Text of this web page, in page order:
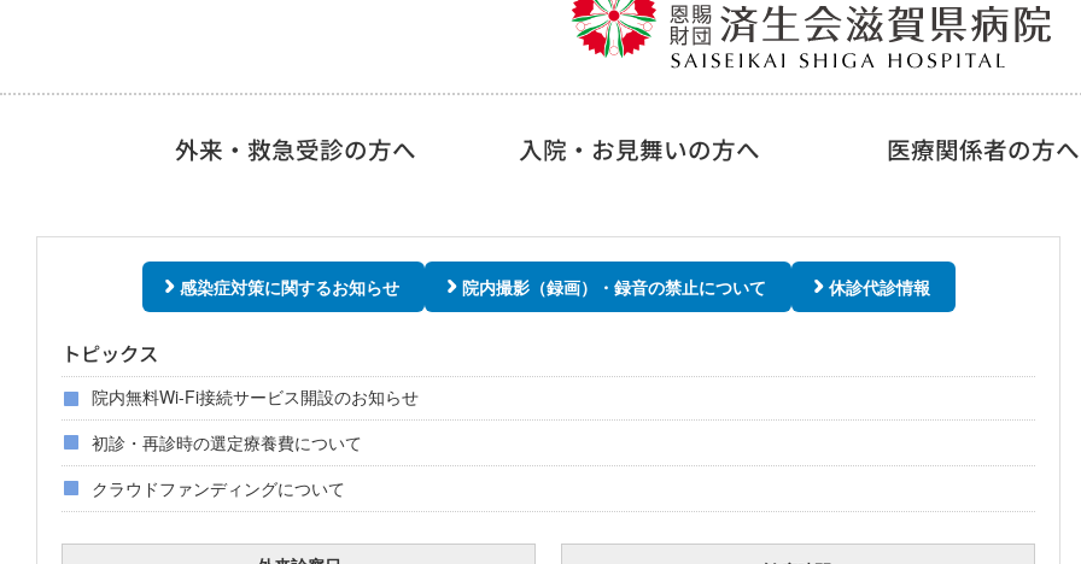
外来・救急受診の方へ 入院・お見舞いの方へ 医療関係者の方へ
感染症対策に関するお知らせ 院内撮影（録画）・録音の禁止について 休診代診情報
トピックス
院内無料Wi-Fi接続サービス開設のお知らせ
初診・再診時の選定療養費について
クラウドファンディングについて